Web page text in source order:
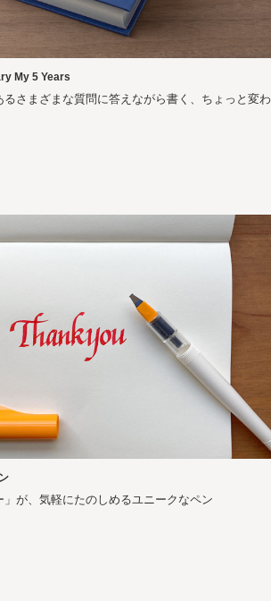
My 5 Years
るさまざまな質問に答えながら書く、ちょっと変わ
」が、気軽にたのしめるユニークなペン